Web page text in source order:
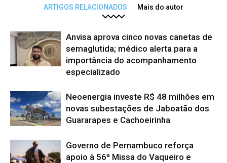
ARTIGOS RELACIONADOS Mais do autor
Anvisa aprova cinco novas canetas de
semaglutida; médico alerta para a
importância do acompanhamento
especializado
Neoenergia investe R$ 48 milhões em
novas subestações de Jaboatão dos
Guararapes e Cachoeirinha
Governo de Pernambuco reforça
apoio à 56ª Missa do Vaqueiro e